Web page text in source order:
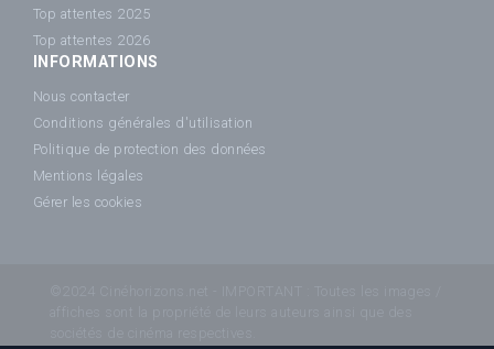
Top attentes 2025
Top attentes 2026
INFORMATIONS
Nous contacter
Conditions générales d'utilisation
Politique de protection des données
Mentions légales
Gérer les cookies